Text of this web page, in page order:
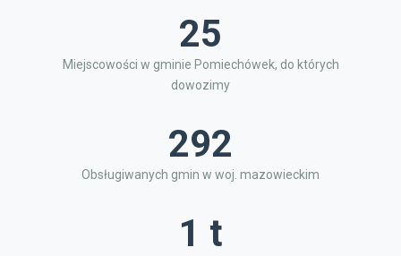
25
Miejscowości w gminie Pomiechówek, do których
dowozimy
292
Obsługiwanych gmin w woj. mazowieckim
1 t